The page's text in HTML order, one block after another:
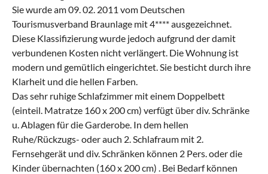
Sie wurde am 09. 02. 2011 vom Deutschen
Tourismusverband Braunlage mit 4**** ausgezeichnet.
Diese Klassifizierung wurde jedoch aufgrund der damit
verbundenen Kosten nicht verlängert. Die Wohnung ist
modern und gemütlich eingerichtet. Sie besticht durch ihre
Klarheit und die hellen Farben.
Das sehr ruhige Schlafzimmer mit einem Doppelbett
(einteil. Matratze 160 x 200 cm) verfügt über div. Schränke
u. Ablagen für die Garderobe. In dem hellen
Ruhe/Rückzugs- oder auch 2. Schlafraum mit 2.
Fernsehgerät und div. Schränken können 2 Pers. oder die
Kinder übernachten (160 x 200 cm) . Bei Bedarf können